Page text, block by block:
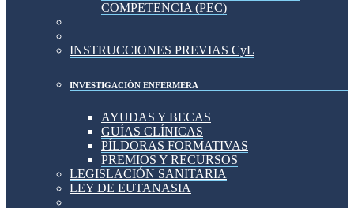
COMPETENCIA (PEC)
INSTRUCCIONES PREVIAS CyL
INVESTIGACIÓN ENFERMERA
AYUDAS Y BECAS
GUÍAS CLÍNICAS
PÍLDORAS FORMATIVAS
PREMIOS Y RECURSOS
LEGISLACIÓN SANITARIA
LEY DE EUTANASIA